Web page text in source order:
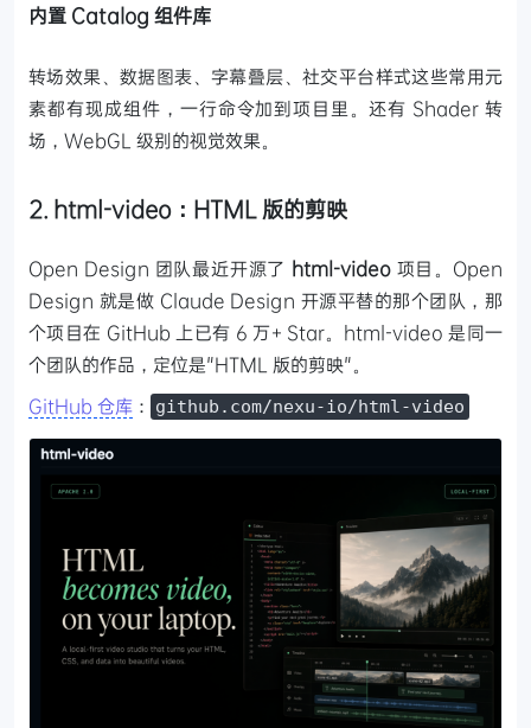
内置 Catalog 组件库
转场效果、数据图表、字幕叠层、社交平台样式这些常用元
素都有现成组件，一行命令加到项目里。还有 Shader 转
场，WebGL 级别的视觉效果。
2. html-video：HTML 版的剪映
Open Design 团队最近开源了 html-video项目。Open
Design 就是做 Claude Design 开源平替的那个团队，那
个项目在 GitHub 上已有 6 万+ Star。html-video 是同一
个团队的作品，定位是"HTML 版的剪映"。
GitHub 仓库 ： github.com/nexu-io/html-video